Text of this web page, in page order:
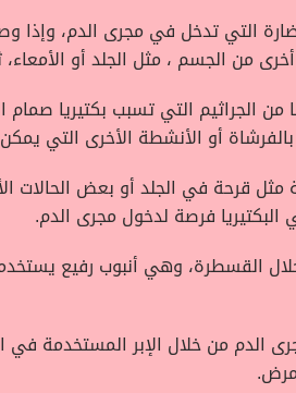
التي تدخل في مجرى الدم،
من الجسم ، مثل الجلد أو
من الجراثيم التي تسبب بكتيريا
أو الأنشطة الأخرى التي
قرحة في الجلد أو بعض الحالات
البكتيريا فرصة لدخول مجرى الدم.
القسطرة، وهي أنبوب رفيع
الدم من خلال الإبر المستخدمة